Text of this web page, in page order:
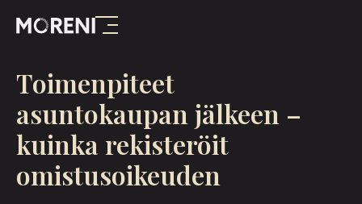
Toimenpiteet
asuntokaupan jälkeen –
kuinka rekisteröit
omistusoikeuden